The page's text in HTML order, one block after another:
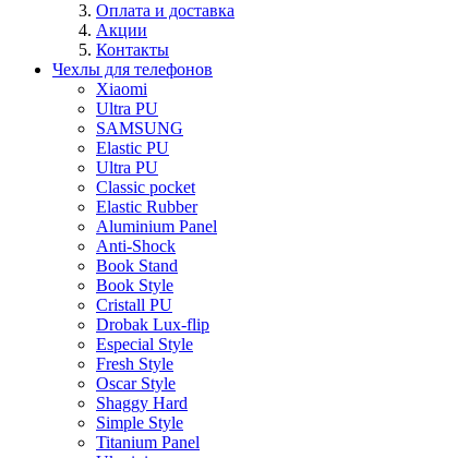
Оплата и доставка
Акции
Контакты
Чехлы для телефонов
Xiaomi
Ultra PU
SAMSUNG
Elastic PU
Ultra PU
Classic pocket
Elastic Rubber
Aluminium Panel
Anti-Shock
Book Stand
Book Style
Cristall PU
Drobak Lux-flip
Especial Style
Fresh Style
Oscar Style
Shaggy Hard
Simple Style
Titanium Panel